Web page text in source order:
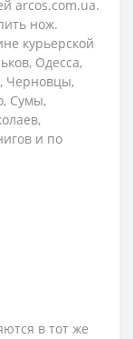
arcos.com.ua.
нож.
курьерской
Одесса,
Черновцы,
Сумы,
и по
в тот же